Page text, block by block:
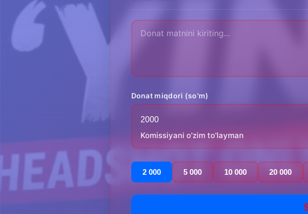
Donat miqdori (so'm)
Komissiyani o'zim to'layman
2 000
5 000 10 000 20 000